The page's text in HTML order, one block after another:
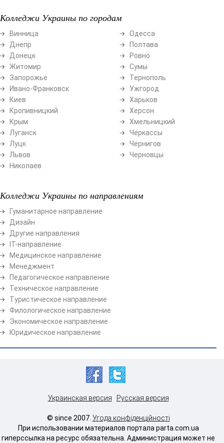
Колледжи Украины по городам
Винница
Днепр
Донецк
Житомир
Запорожье
Ивано-Франковск
Киев
Кропивницкий
Крым
Луганск
Луцк
Львов
Николаев
Одесса
Полтава
Ровно
Сумы
Тернополь
Ужгород
Харьков
Херсон
Хмельницкий
Черкассы
Чернигов
Черновцы
Колледжи Украины по направлениям
Гуманитарное направление
Дизайн
Другие направления
ІТ-направление
Медицинское направление
Менеджмент
Педагогическое направление
Техническое направление
Туристическое направление
Филологическое направление
Экономическое направление
Юридическое направление
Украинская версия Русская версия
© since 2007. Угода конфіденційності
При использовании материалов портала parta.com.ua
гиперссылка на ресурс обязательна. Администрация может не